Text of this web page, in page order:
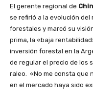
El gerente regional de
se refirió a la evolución
forestales y marcó su
prima, la «baja
inversión forestal en la
de regular el precio de los
raleo. «No me consta que
en el mercado haya sido